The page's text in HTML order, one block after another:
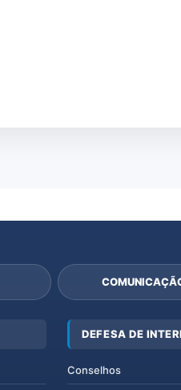
DEFESA DE
Conselhos